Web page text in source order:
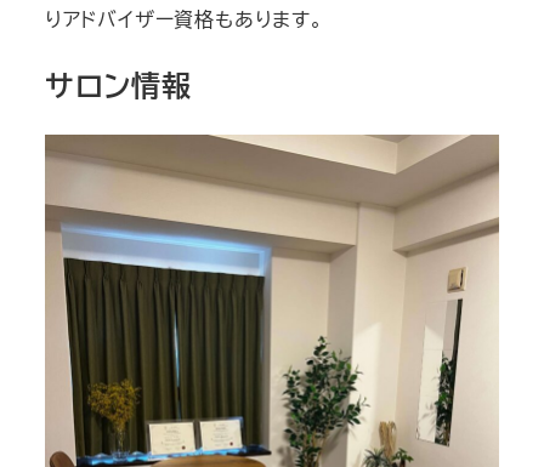
りアドバイザー資格もあります。
サロン情報